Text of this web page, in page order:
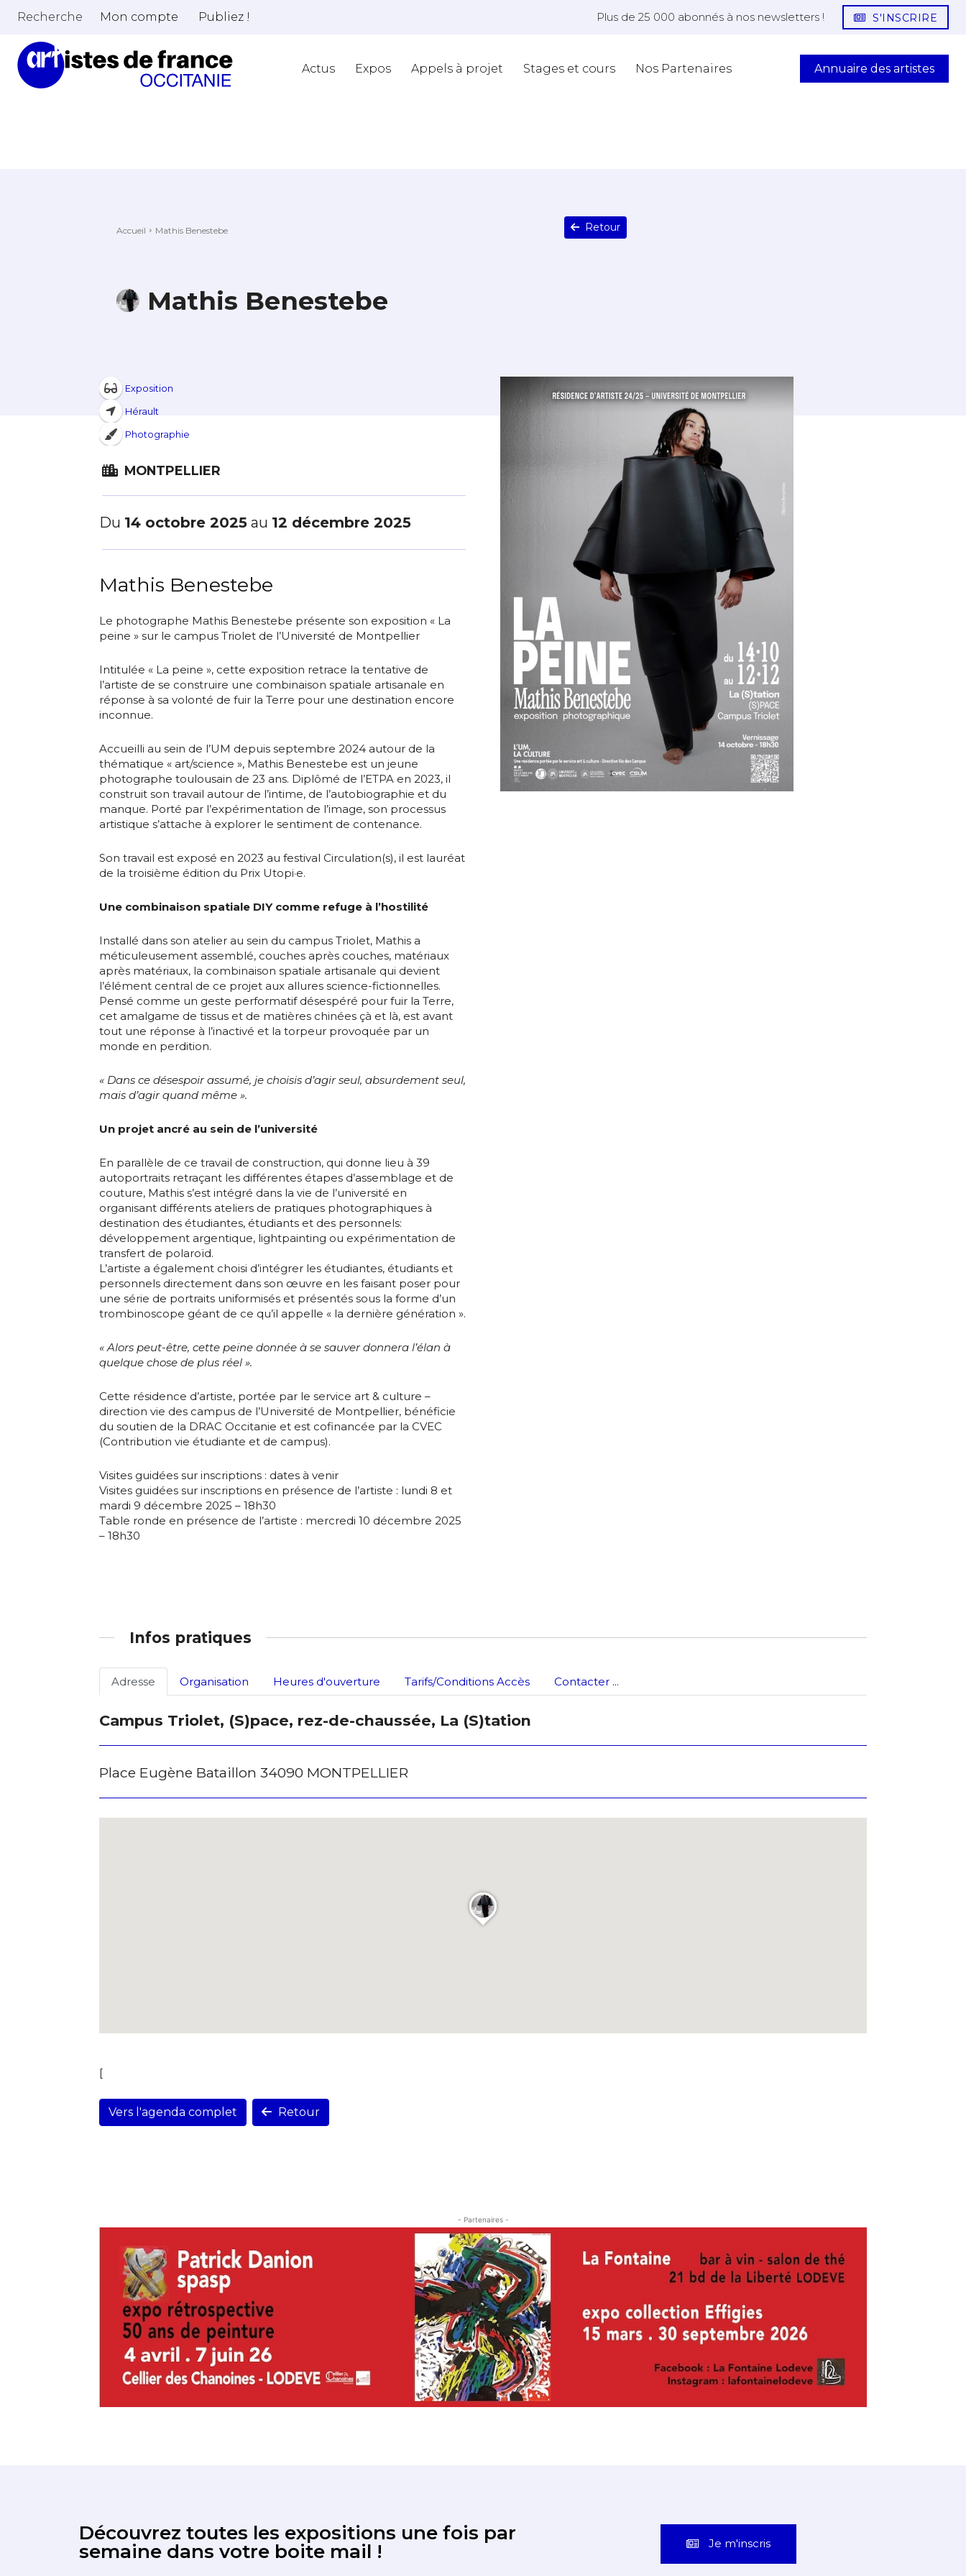
Adresse email*
J'accepte les termes et conditions
* Champ obligatoire
Prénom
Statut / Organisation
J'accepte les termes et conditions
Recherche Mon compte Publiez ! Plus de 25 000 abonnés à nos newsletters ! S'INSCRIRE
Actus Expos Appels à projet Stages et cours Nos Partenaires Annuaire des artistes
Accueil Mathis Benestebe Retour
Mathis Benestebe
Exposition
Hérault
Photographie
MONTPELLIER
Du 14 octobre 2025 au 12 décembre 2025
Mathis Benestebe
Le photographe Mathis Benestebe présente son exposition « La
peine » sur le campus Triolet de l’Université de Montpellier
Intitulée « La peine », cette exposition retrace la tentative de
l’artiste de se construire une combinaison spatiale artisanale en
réponse à sa volonté de fuir la Terre pour une destination encore
inconnue.
Accueilli au sein de l’UM depuis septembre 2024 autour de la
thématique « art/science », Mathis Benestebe est un jeune
photographe toulousain de 23 ans. Diplômé de l’ETPA en 2023, il
construit son travail autour de l’intime, de l’autobiographie et du
manque. Porté par l’expérimentation de l’image, son processus
artistique s’attache à explorer le sentiment de contenance.
Son travail est exposé en 2023 au festival Circulation(s), il est lauréat
de la troisième édition du Prix Utopi·e.
Une combinaison spatiale DIY comme refuge à l’hostilité
Installé dans son atelier au sein du campus Triolet, Mathis a
méticuleusement assemblé, couches après couches, matériaux
après matériaux, la combinaison spatiale artisanale qui devient
l’élément central de ce projet aux allures science-fictionnelles.
Pensé comme un geste performatif désespéré pour fuir la Terre,
cet amalgame de tissus et de matières chinées çà et là, est avant
tout une réponse à l’inactivé et la torpeur provoquée par un
monde en perdition.
« Dans ce désespoir assumé, je choisis d’agir seul, absurdement seul,
mais d’agir quand même ».
Un projet ancré au sein de l’université
En parallèle de ce travail de construction, qui donne lieu à 39
autoportraits retraçant les différentes étapes d’assemblage et de
couture, Mathis s’est intégré dans la vie de l’université en
organisant différents ateliers de pratiques photographiques à
destination des étudiantes, étudiants et des personnels:
développement argentique, lightpainting ou expérimentation de
transfert de polaroïd.
L’artiste a également choisi d’intégrer les étudiantes, étudiants et
personnels directement dans son œuvre en les faisant poser pour
une série de portraits uniformisés et présentés sous la forme d’un
trombinoscope géant de ce qu’il appelle « la dernière génération ».
« Alors peut-être, cette peine donnée à se sauver donnera l’élan à
quelque chose de plus réel ».
Cette résidence d’artiste, portée par le service art & culture –
direction vie des campus de l’Université de Montpellier, bénéficie
du soutien de la DRAC Occitanie et est cofinancée par la CVEC
(Contribution vie étudiante et de campus).
Visites guidées sur inscriptions : dates à venir
Visites guidées sur inscriptions en présence de l’artiste : lundi 8 et
mardi 9 décembre 2025 – 18h30
Table ronde en présence de l’artiste : mercredi 10 décembre 2025
– 18h30
Infos pratiques
Adresse Organisation Heures d'ouverture Tarifs/Conditions Accès Contacter ...
Campus Triolet, (S)pace, rez-de-chaussée, La (S)tation
Place Eugène Bataillon 34090 MONTPELLIER
[
Vers l'agenda complet Retour
- Partenaires -